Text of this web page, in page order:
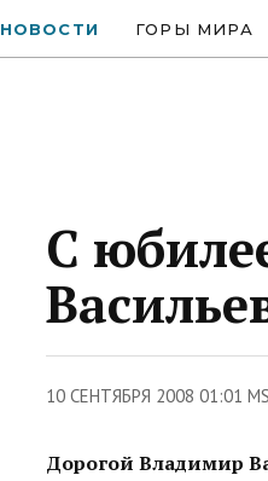
НОВОСТИ ГОРЫ МИРА
С
10 СЕНТЯБРЯ 2008 01:01
Дорогой Владимир